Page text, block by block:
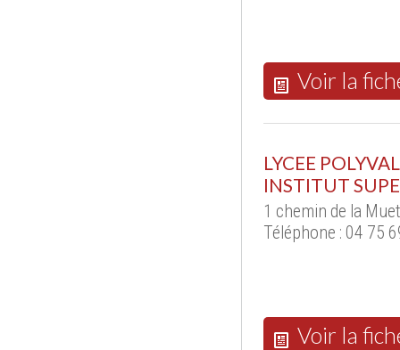
Voir la
LYCEE
INSTITUT
1 chemin de la
Téléphone : 04 75
Voir la